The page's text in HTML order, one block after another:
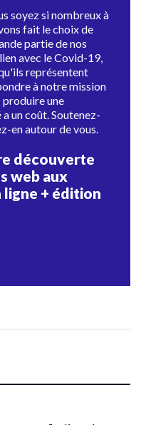
soyez si nombreux à
fait le choix de
partie de nos
avec le Covid-19,
représentent
à notre mission
une
un coût. Soutenez-
en autour de vous.
découverte
web aux
+ édition